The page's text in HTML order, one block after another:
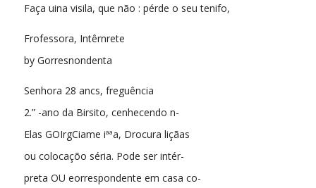
Faça uina visila, que não : pérde o seu tenifo,
Frofessora, Intêrnrete
by Gorresnondenta
Senhora 28 ancs, freguência
2.” -ano da Birsito, cenhecendo n-
Elas GOIrgCiame iªªa, Drocura liçãas
ou colocaçõo séria. Pode ser intér-
preta OU eorrespondente em casa co-